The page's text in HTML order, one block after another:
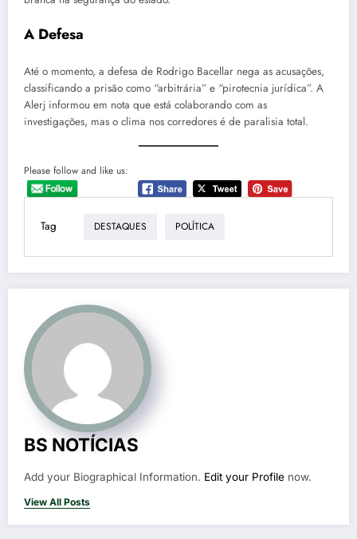
A Defesa
Até o momento, a defesa de Rodrigo Bacellar nega as acusações,
classificando a prisão como “arbitrária” e “pirotecnia jurídica”. A
Alerj informou em nota que está colaborando com as
investigações, mas o clima nos corredores é de paralisia total.
Please follow and like us:
Tag DESTAQUES POLÍTICA
BS NOTÍCIAS
Add your Biographical Information. Edit your Profile now.
View All Posts